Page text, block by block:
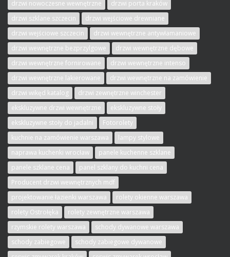
drzwi nowoczesne wewnętrzne
drzwi porta kraków
drzwi szklane szczecin
drzwi wejściowe drewniane
drzwi wejściowe szczecin
drzwi wewnętrzne antywłamaniowe
drzwi wewnętrzne bezprzylgowe
drzwi wewnętrzne dębowe
drzwi wewnętrzne fornirowane
drzwi wewnętrzne intenso
drzwi wewnętrzne lakierowane
drzwi wewnętrzne na zamówienie
drzwi wikęd katalog
drzwi zewnętrzne winchester
ekskluzywne drzwi wewnętrzne
ekskluzywne stoły
ekskluzywne stoły do jadalni
Fotorolety
kuchnie na zamówienie warszawa
lampy stylowe
naprawa kuchenki wrocław
panele kuchenne szklane
panele szklane cena
panel szklany do kuchni cena
Producent drzwi wewnętrznych mdf
projektowanie łazienki warszawa
rolety okienne warszawa
rolety Ostrołęka
rolety zewnętrzne warszawa
rzymskie rolety warszawa
schody dywanowe warszawa
schody zabiegowe
schody zabiegowe dywanowe